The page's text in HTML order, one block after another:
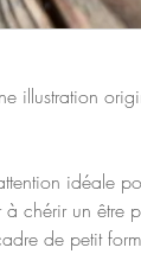
illustration
idéale
à chérir un être
de petit